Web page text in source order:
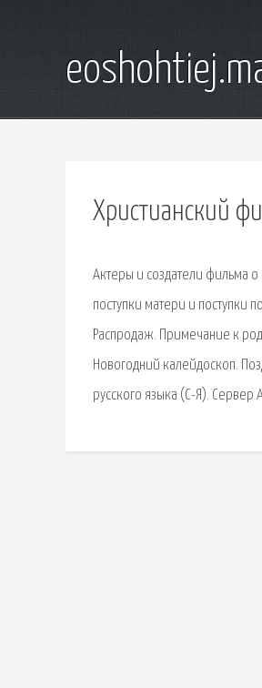
Христианский
Актеры и создатели фильма
поступки матери и поступки
Распродаж. Примечание к
Новогодний калейдоскоп.
русского языка (С-Я). Сервер